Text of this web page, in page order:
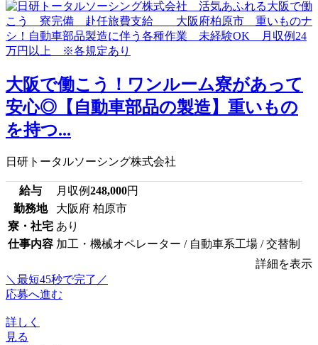
大阪で働こう！ワンルーム寮があって
安心◎【自動車部品の製造】重いもの
を持つ...
日研トータルソーシング株式会社
給与 月収例248,000円
勤務地
大阪府 柏原市
寮・社宅 あり
仕事内容 加工・機械オペレーター / 自動車系工場 / 交替制
詳細を表示
＼最短45秒で完了／
応募へ進む
詳しく
見る